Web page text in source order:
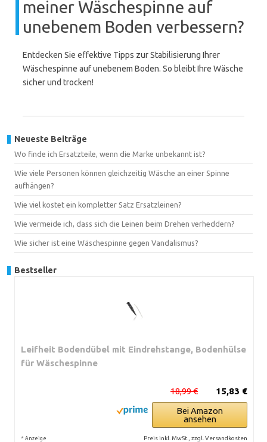
meiner Wäschespinne auf
unebenem Boden verbessern?
Entdecken Sie effektive Tipps zur Stabilisierung Ihrer
Wäschespinne auf unebenem Boden. So bleibt Ihre Wäsche
sicher und trocken!
Neueste Beiträge
Wo finde ich Ersatzteile, wenn die Marke unbekannt ist?
Wie viele Personen können gleichzeitig Wäsche an einer Spinne
aufhängen?
Wie viel kostet ein kompletter Satz Ersatzleinen?
Wie vermeide ich, dass sich die Leinen beim Drehen verheddern?
Wie sicher ist eine Wäschespinne gegen Vandalismus?
Bestseller
Leifheit Bodendübel mit Eindrehstange, Bodenhülse
für Wäschespinne
15,83 €
18,99 €
Bei Amazon
ansehen
* Anzeige Preis inkl. MwSt., zzgl. Versandkosten